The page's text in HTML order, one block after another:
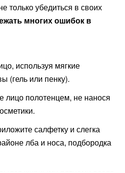
только убедиться в своих
многих ошибок в
используя мягкие
(гель или пенку).
лицо полотенцем, не нанося
салфетку и слегка
лба и носа, подбородка